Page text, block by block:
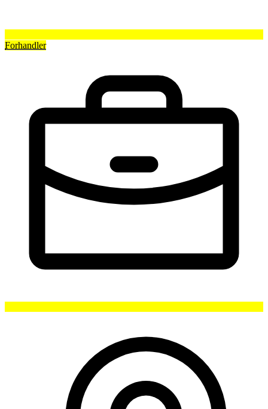
Forhandler